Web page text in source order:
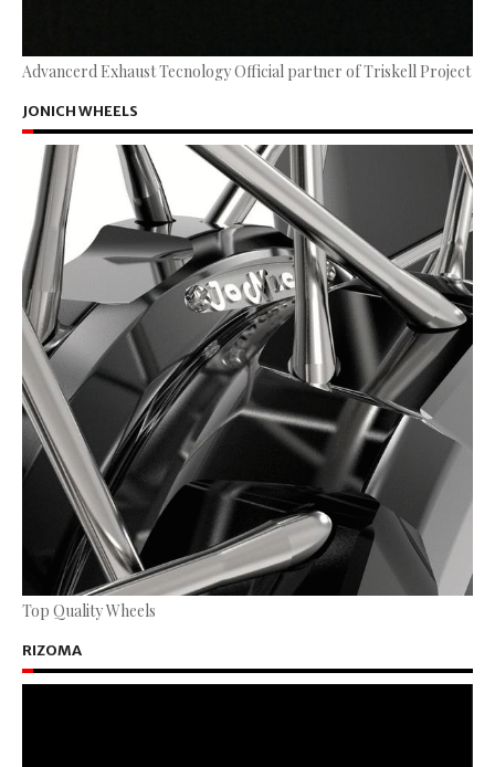
Advancerd Exhaust Tecnology Official partner of Triskell Project
JONICH WHEELS
Top Quality Wheels
RIZOMA